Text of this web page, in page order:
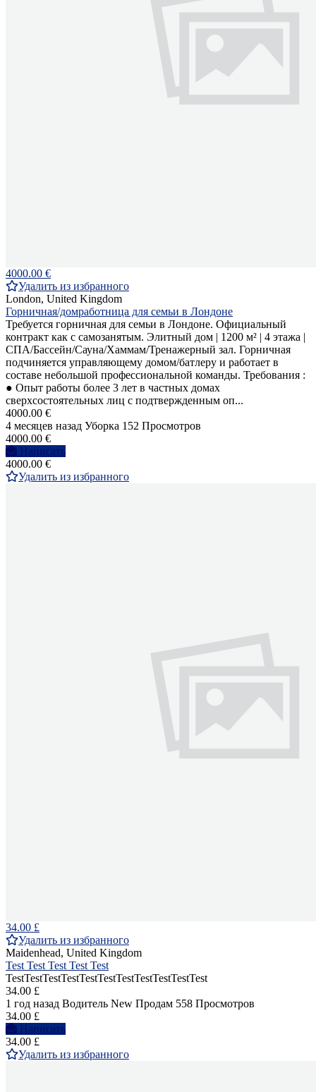
4000.00 €
Удалить из избранного
London, United Kingdom
Горничная/домработница для семьи в Лондоне
Требуется горничная для семьи в Лондоне. Официальный
контракт как с самозанятым. Элитный дом | 1200 м² | 4 этажа |
СПА/Бассейн/Сауна/Хаммам/Тренажерный зал. Горничная
подчиняется управляющему домом/батлеру и работает в
составе небольшой профессиональной команды. Требования :
● Опыт работы более 3 лет в частных домах
сверхсостоятельных лиц с подтвержденным оп...
4000.00 €
4 месяцев назад Уборка 152 Просмотров
4000.00 €
Написать
4000.00 €
Удалить из избранного
34.00 £
Удалить из избранного
Maidenhead, United Kingdom
Test Test Test Test Test
TestTestTestTestTestTestTestTestTestTestTest
34.00 £
1 год назад Водитель New Продам 558 Просмотров
34.00 £
Написать
34.00 £
Удалить из избранного